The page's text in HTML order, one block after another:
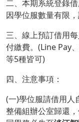
二、本期系統登錄
因學位服數量有限
三、線上預訂借用
付繳費。(Line Pay
等5種皆可)
四、注意事項：
(一)學位服請借用人
整備組辦公室歸還